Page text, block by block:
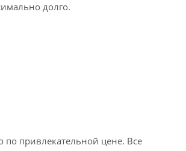
долго.
привлекательной цене. Все